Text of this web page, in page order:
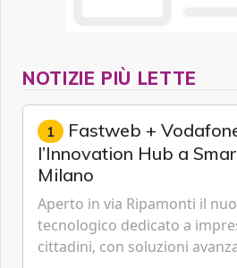
NOTIZIE PIÙ LETTE
1 Fastweb +
l’Innovation Hub a
Milano
Aperto in via Ripamonti il
tecnologico dedicato a
cittadini, con soluzioni